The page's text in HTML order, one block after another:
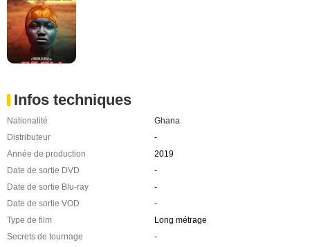
Infos techniques
Nationalité
Ghana
Distributeur
-
Année de production
2019
Date de sortie DVD
-
Date de sortie Blu-ray
-
Date de sortie VOD
-
Type de film
Long métrage
Secrets de tournage
-